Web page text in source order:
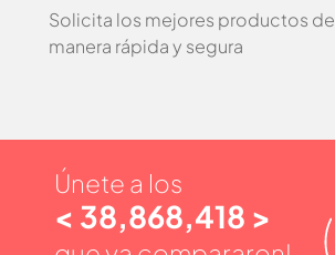
Solicita los mejores productos de
manera rápida y segura
Únete a los
< 38,868,418 >